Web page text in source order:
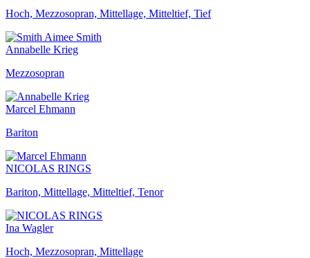
Hoch, Mezzosopran, Mittellage, Mitteltief, Tief
Annabelle Krieg
Mezzosopran
Marcel Ehmann
Bariton
NICOLAS RINGS
Bariton, Mittellage, Mitteltief, Tenor
Ina Wagler
Hoch, Mezzosopran, Mittellage